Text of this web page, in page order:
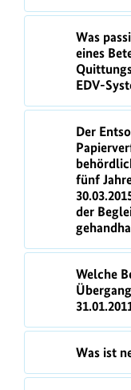
Was
eines
EDV-
Der
fünf
der
Welche
Was ist